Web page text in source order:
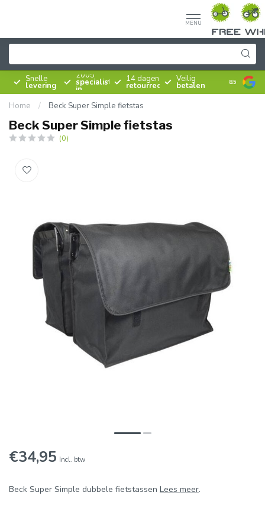
MENU
Snelle
levering
Sinds
2005
specialist
in
rijwielen
14 dagen
retourrecht
Veilig
betalen 8.5
Home / Beck Super Simple fietstas
Beck Super Simple fietstas
(0)
€34,95 Incl. btw
Beck Super Simple dubbele fietstassen Lees meer.